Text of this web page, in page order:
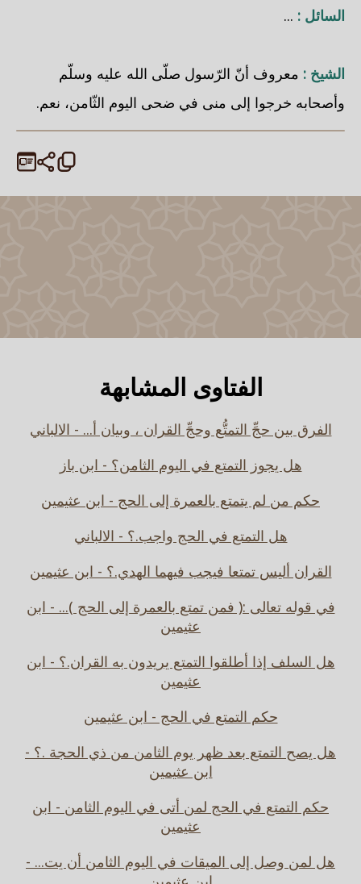
السائل : ...
الشيخ : معروف أنّ الرّسول صلّى الله عليه وسلّم
وأصحابه خرجوا إلى منى في ضحى اليوم الثّامن، نعم.
الفتاوى المشابهة
الفرق بين حجِّ التمتُّع وحجِّ القران ، وبيان أ... - الالباني
هل يجوز التمتع في اليوم الثامن؟ - ابن باز
حكم من لم يتمتع بالعمرة إلى الحج - ابن عثيمين
هل التمتع في الحج واجب.؟ - الالباني
القران أليس تمتعا فيجب فيهما الهدي.؟ - ابن عثيمين
في قوله تعالى :( فمن تمتع بالعمرة إلى الحج )... - ابن
عثيمين
هل السلف إذا أطلقوا التمتع يريدون به القران.؟ - ابن
عثيمين
حكم التمتع في الحج - ابن عثيمين
هل يصح التمتع بعد ظهر يوم الثامن من ذي الحجة .؟ -
ابن عثيمين
حكم التمتع في الحج لمن أتى في اليوم الثامن - ابن
عثيمين
هل لمن وصل إلى الميقات في اليوم الثامن أن يت... -